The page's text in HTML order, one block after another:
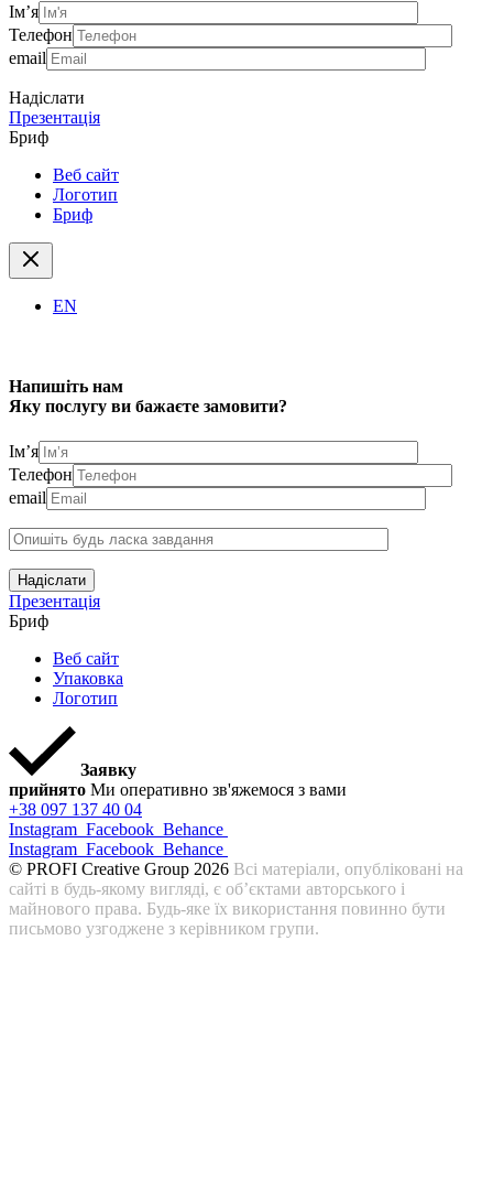
Ім’я
Телефон
email
Надіслати
Презентація
Бриф
Веб сайт
Логотип
Бриф
EN
Напишіть нам
Яку послугу ви бажаєте замовити?
Ім’я
Телефон
email
Надіслати
Презентація
Бриф
Веб сайт
Упаковка
Логотип
Заявку
прийнято Ми оперативно зв'яжемося з вами
+38 097 137 40 04
Instagram Facebook Behance
Instagram Facebook Behance
© PROFI Creative Group 2026 Всі матеріали, опубліковані на
сайті в будь-якому вигляді, є об’єктами авторського і
майнового права. Будь-яке їх використання повинно бути
письмово узгоджене з керівником групи.